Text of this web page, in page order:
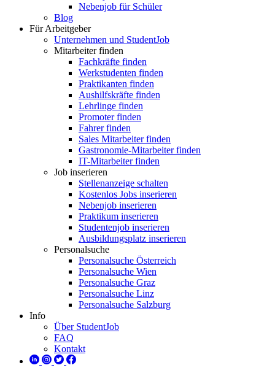
Nebenjob für Schüler
Blog
Für Arbeitgeber
Unternehmen und StudentJob
Mitarbeiter finden
Fachkräfte finden
Werkstudenten finden
Praktikanten finden
Aushilfskräfte finden
Lehrlinge finden
Promoter finden
Fahrer finden
Sales Mitarbeiter finden
Gastronomie-Mitarbeiter finden
IT-Mitarbeiter finden
Job inserieren
Stellenanzeige schalten
Kostenlos Jobs inserieren
Nebenjob inserieren
Praktikum inserieren
Studentenjob inserieren
Ausbildungsplatz inserieren
Personalsuche
Personalsuche Österreich
Personalsuche Wien
Personalsuche Graz
Personalsuche Linz
Personalsuche Salzburg
Info
Über StudentJob
FAQ
Kontakt